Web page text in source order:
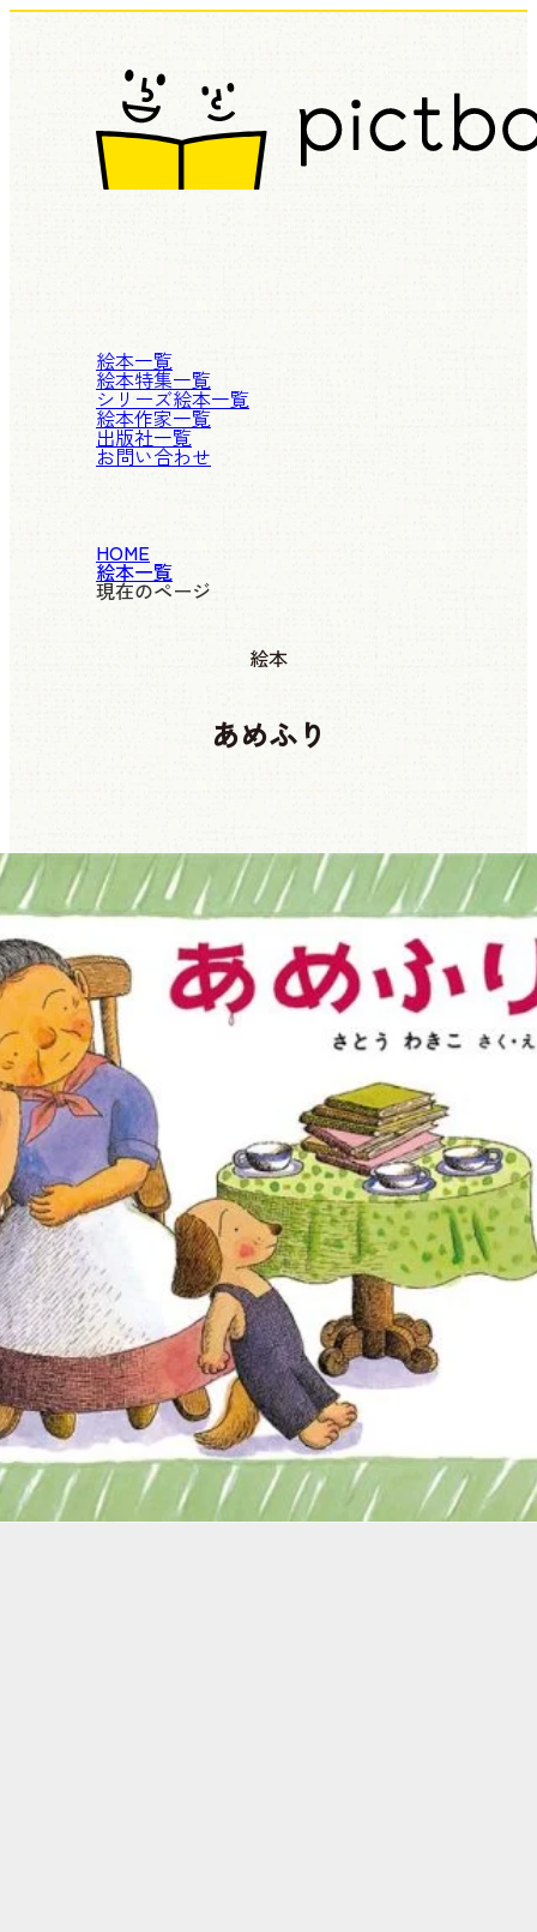
絵本一覧
絵本特集一覧
シリーズ絵本一覧
絵本作家一覧
出版社一覧
お問い合わせ
HOME
絵本一覧
現在のページ
絵本
あめふり